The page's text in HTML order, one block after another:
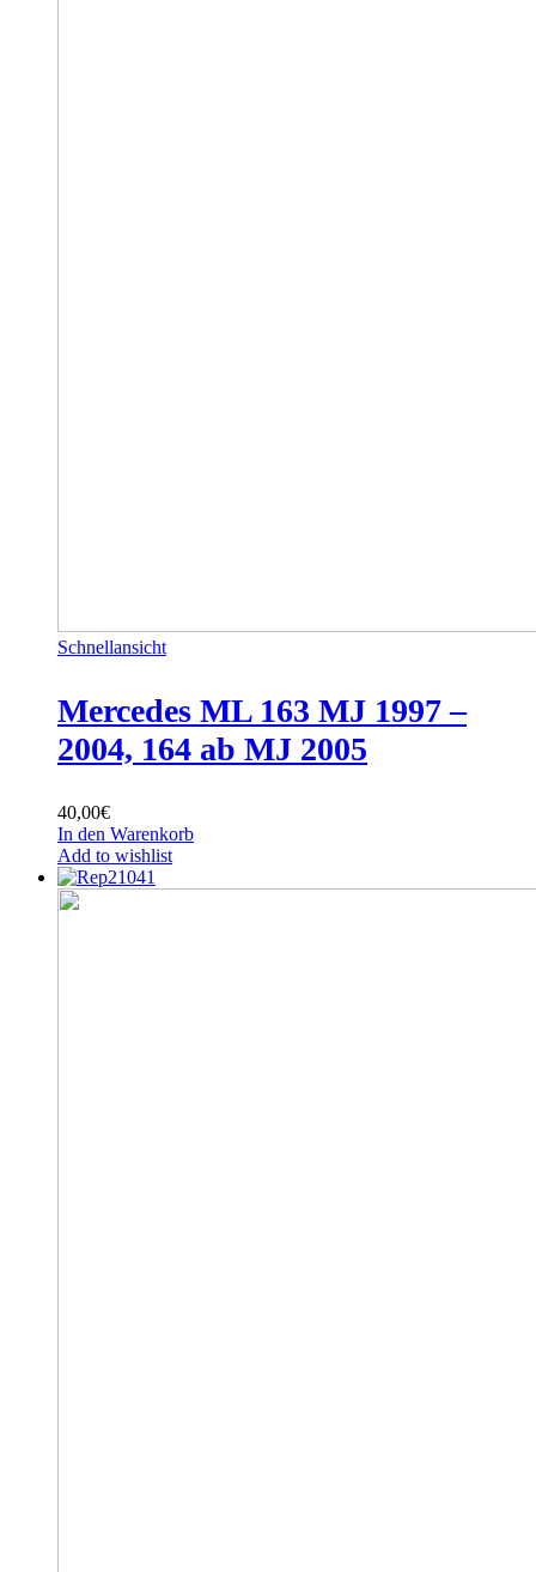
Schnellansicht
Mercedes ML 163 MJ 1997 –
2004, 164 ab MJ 2005
40,00€
In den Warenkorb
Add to wishlist